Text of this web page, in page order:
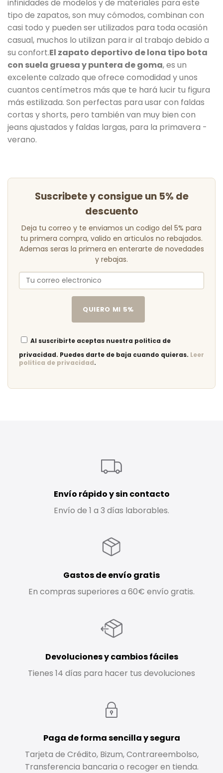
infinidades de modelos y de materiales para este
tipo de zapatos, son muy cómodos, combinan con
casi todo y pueden ser utilizados para toda ocasión
casual, muchos lo utilizan para ir al trabajo debido a
su confort.El zapato deportivo de lona tipo bota
con suela gruesa y puntera de goma, es un
excelente calzado que ofrece comodidad y unos
cuantos centímetros más que te hará lucir tu figura
más estilizada. Son perfectas para usar con faldas
cortas y shorts, pero también van muy bien con
jeans ajustados y faldas largas, para la primavera -
verano.
Suscribete y consigue un 5% de
descuento
Deja tu correo y te enviamos un codigo del 5% para
tu primera compra, valido en articulos no rebajados.
Ademas seras la primera en enterarte de novedades
y rebajas.
QUIERO MI 5%
Al suscribirte aceptas nuestra politica de
privacidad. Puedes darte de baja cuando quieras. Leer
politica de privacidad.
Envío rápido y sin contacto
Envío de 1 a 3 días laborables.
Gastos de envío gratis
En compras superiores a 60€ envío gratis.
Devoluciones y cambios fáciles
Tienes 14 días para hacer tus devoluciones
Paga de forma sencilla y segura
Tarjeta de Crédito, Bizum, Contrareembolso,
Transferencia bancaria o recoger en tienda.